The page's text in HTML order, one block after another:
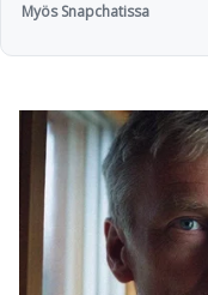
Myös Snapchatissa